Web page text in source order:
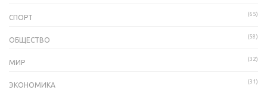
СПОРТ (65)
ОБЩЕСТВО (58)
МИР (32)
ЭКОНОМИКА (31)